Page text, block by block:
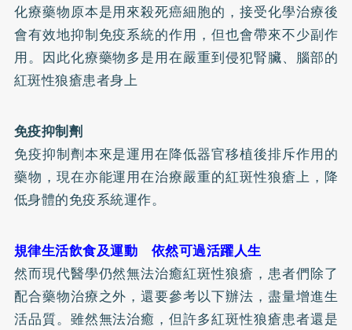
化療藥物原本是用來殺死癌細胞的，接受化學治療後
會有效地抑制免疫系統的作用，但也會帶來不少副作
用。因此化療藥物多是用在嚴重到侵犯腎臟、腦部的
紅斑性狼瘡患者身上
免疫抑制劑
免疫抑制劑本來是運用在降低器官移植後排斥作用的
藥物，現在亦能運用在治療嚴重的紅斑性狼瘡上，降
低身體的免疫系統運作。
規律生活飲食及運動 依然可過活躍人生
然而現代醫學仍然無法治癒紅斑性狼瘡，患者們除了
配合藥物治療之外，還要參考以下辦法，盡量增進生
活品質。雖然無法治癒，但許多紅斑性狼瘡患者還是